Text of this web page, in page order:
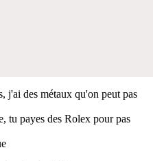
j'ai des métaux qu'on peut pas
tu payes des Rolex pour pas